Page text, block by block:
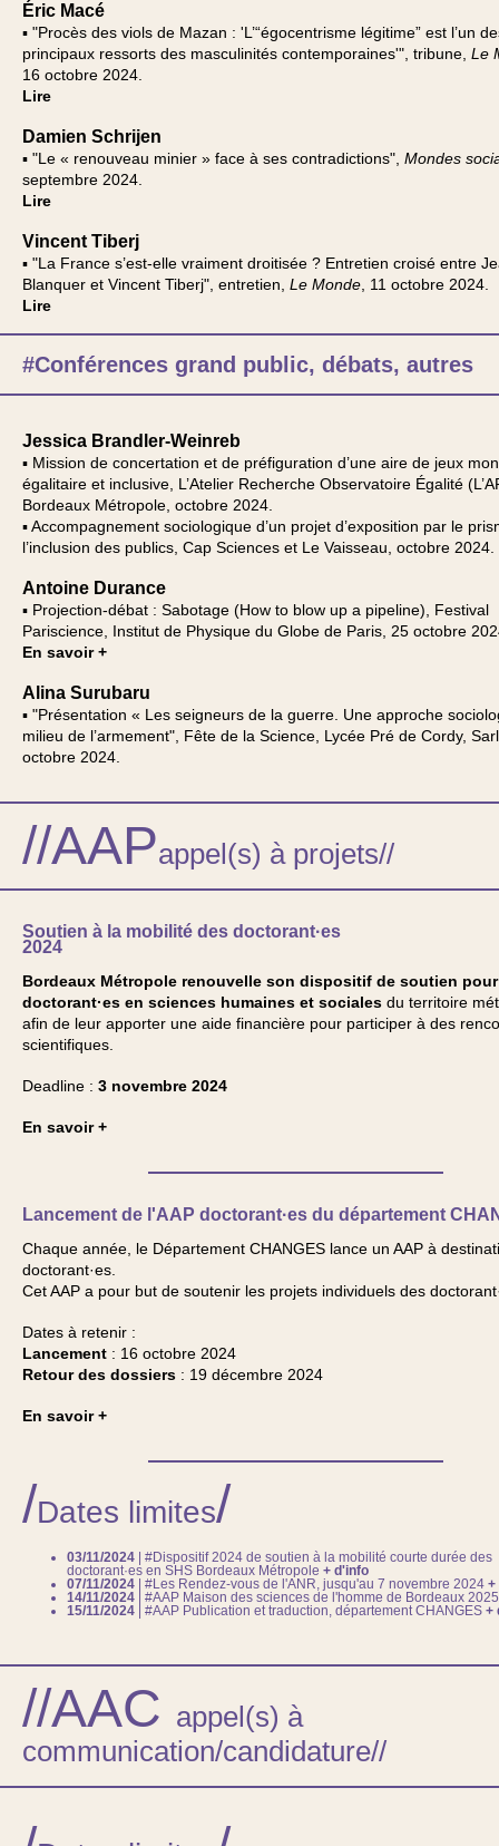
Éric Macé
▪ "Procès des viols de Mazan : 'L’“égocentrisme légitime” est l’un
principaux ressorts des masculinités contemporaines'", tribune, Le
16 octobre 2024.
Lire
Damien Schrijen
▪ "Le « renouveau minier » face à ses contradictions", Mondes
septembre 2024.
Lire
Vincent Tiberj
▪ "La France s’est-elle vraiment droitisée ? Entretien croisé entre
Blanquer et Vincent Tiberj", entretien, Le Monde , 11 octobre 2024.
Lire
#Conférences grand public, débats, autres
Jessica Brandler-Weinreb
▪ Mission de concertation et de préfiguration d’une aire de jeux
égalitaire et inclusive, L’Atelier Recherche Observatoire Égalité
Bordeaux Métropole, octobre 2024.
▪ Accompagnement sociologique d’un projet d’exposition par le
l’inclusion des publics, Cap Sciences et Le Vaisseau, octobre 2024.
Antoine Durance
▪ Projection-débat : Sabotage (How to blow up a pipeline), Festival
Pariscience, Institut de Physique du Globe de Paris, 25 octobre
En savoir +
Alina Surubaru
▪ "Présentation « Les seigneurs de la guerre. Une approche
milieu de l’armement", Fête de la Science, Lycée Pré de Cordy,
octobre 2024.
//AAPappel(s) à projets//
Soutien à la mobilité des doctorant·es
2024
Bordeaux Métropole renouvelle son dispositif de soutien
doctorant·es en sciences humaines et sociales du territoire
afin de leur apporter une aide financière pour participer à des
scientifiques.
Deadline : 3 novembre 2024
En savoir +
Lancement de l'AAP doctorant·es du département
Chaque année, le Département CHANGES lance un AAP à
doctorant·es.
Cet AAP a pour but de soutenir les projets individuels des
Dates à retenir :
Lancement : 16 octobre 2024
Retour des dossiers : 19 décembre 2024
En savoir +
/Dates limites/
03/11/2024
| #Dispositif 2024 de soutien à la mobilité courte durée des
doctorant·es en SHS Bordeaux Métropole + d'info
07/11/2024
| #Les Rendez-vous de l'ANR, jusqu'au 7 novembre 2024 +
14/11/2024
| #AAP Maison des sciences de l'homme de Bordeaux
15/11/2024
| #AAP Publication et traduction, département CHANGES +
//AAC appel(s) à
communication/candidature//